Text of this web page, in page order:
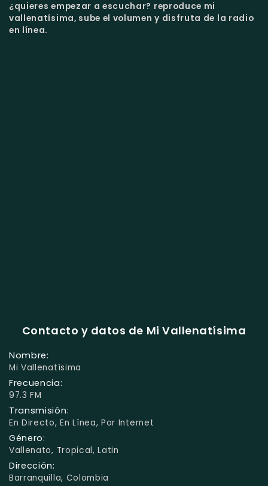
¿quieres empezar a escuchar? reproduce mi
vallenatísima, sube el volumen y disfruta de la radio
en línea.
Contacto y datos de Mi Vallenatísima
Nombre:
Mi Vallenatísima
Frecuencia:
97.3 FM
Transmisión:
En Directo, En Línea, Por Internet
Género:
Vallenato, Tropical, Latin
Dirección:
Barranquilla, Colombia